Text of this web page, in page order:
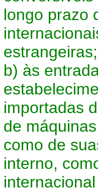
longo prazo
estrangeiras;
b) às
importadas
de
como de
interno,